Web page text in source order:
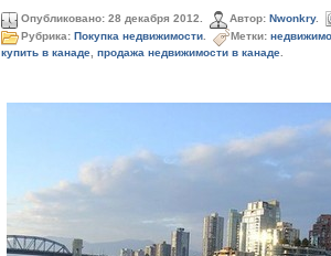
Опубликовано: 28 декабря 2012. Автор: Nwonkry.
Рубрика: Покупка недвижимости. Метки:
купить в канаде, продажа недвижимости в канаде.